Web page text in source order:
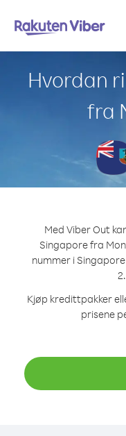
Hvordan
fra
Med Viber Out
Singapore fra
nummer i
Kjøp kredittpakker
prisene